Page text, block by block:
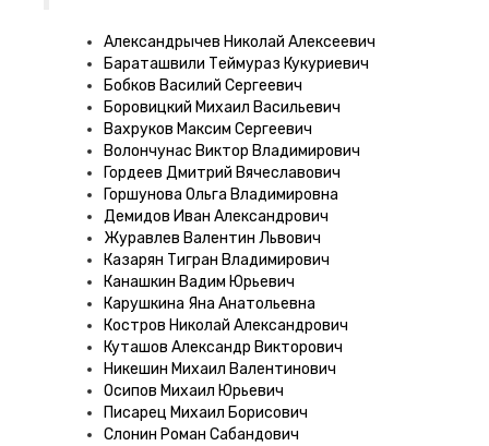
Александрычев Николай Алексеевич
Бараташвили Теймураз Кукуриевич
Бобков Василий Сергеевич
Боровицкий Михаил Васильевич
Вахруков Максим Сергеевич
Волончунас Виктор Владимирович
Гордеев Дмитрий Вячеславович
Горшунова Ольга Владимировна
Демидов Иван Александрович
Журавлев Валентин Львович
Казарян Тигран Владимирович
Канашкин Вадим Юрьевич
Карушкина Яна Анатольевна
Костров Николай Александрович
Куташов Александр Викторович
Никешин Михаил Валентинович
Осипов Михаил Юрьевич
Писарец Михаил Борисович
Слонин Роман Сабандович